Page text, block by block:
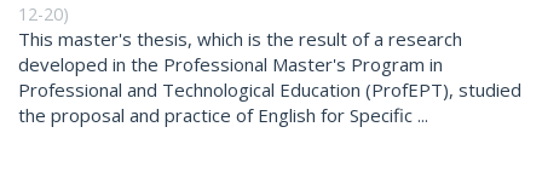
12-20)
This master's thesis, which is the result of a research
developed in the Professional Master's Program in
Professional and Technological Education (ProfEPT), studied
the proposal and practice of English for Specific ...